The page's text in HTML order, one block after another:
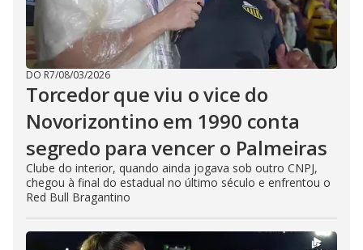
DO R7/08/03/2026
Torcedor que viu o vice do
Novorizontino em 1990 conta
segredo para vencer o Palmeiras
Clube do interior, quando ainda jogava sob outro CNPJ,
chegou à final do estadual no último século e enfrentou o
Red Bull Bragantino